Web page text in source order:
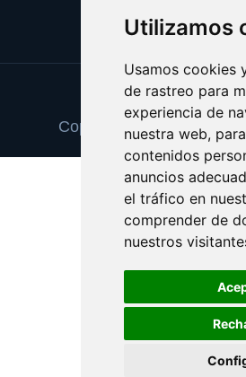
Utilizamos
Usamos cookies
de rastreo para
experiencia de
nuestra web,
contenidos
anuncios
el tráfico en
comprender de
nuestros
Update cookies
Copyright © 2025